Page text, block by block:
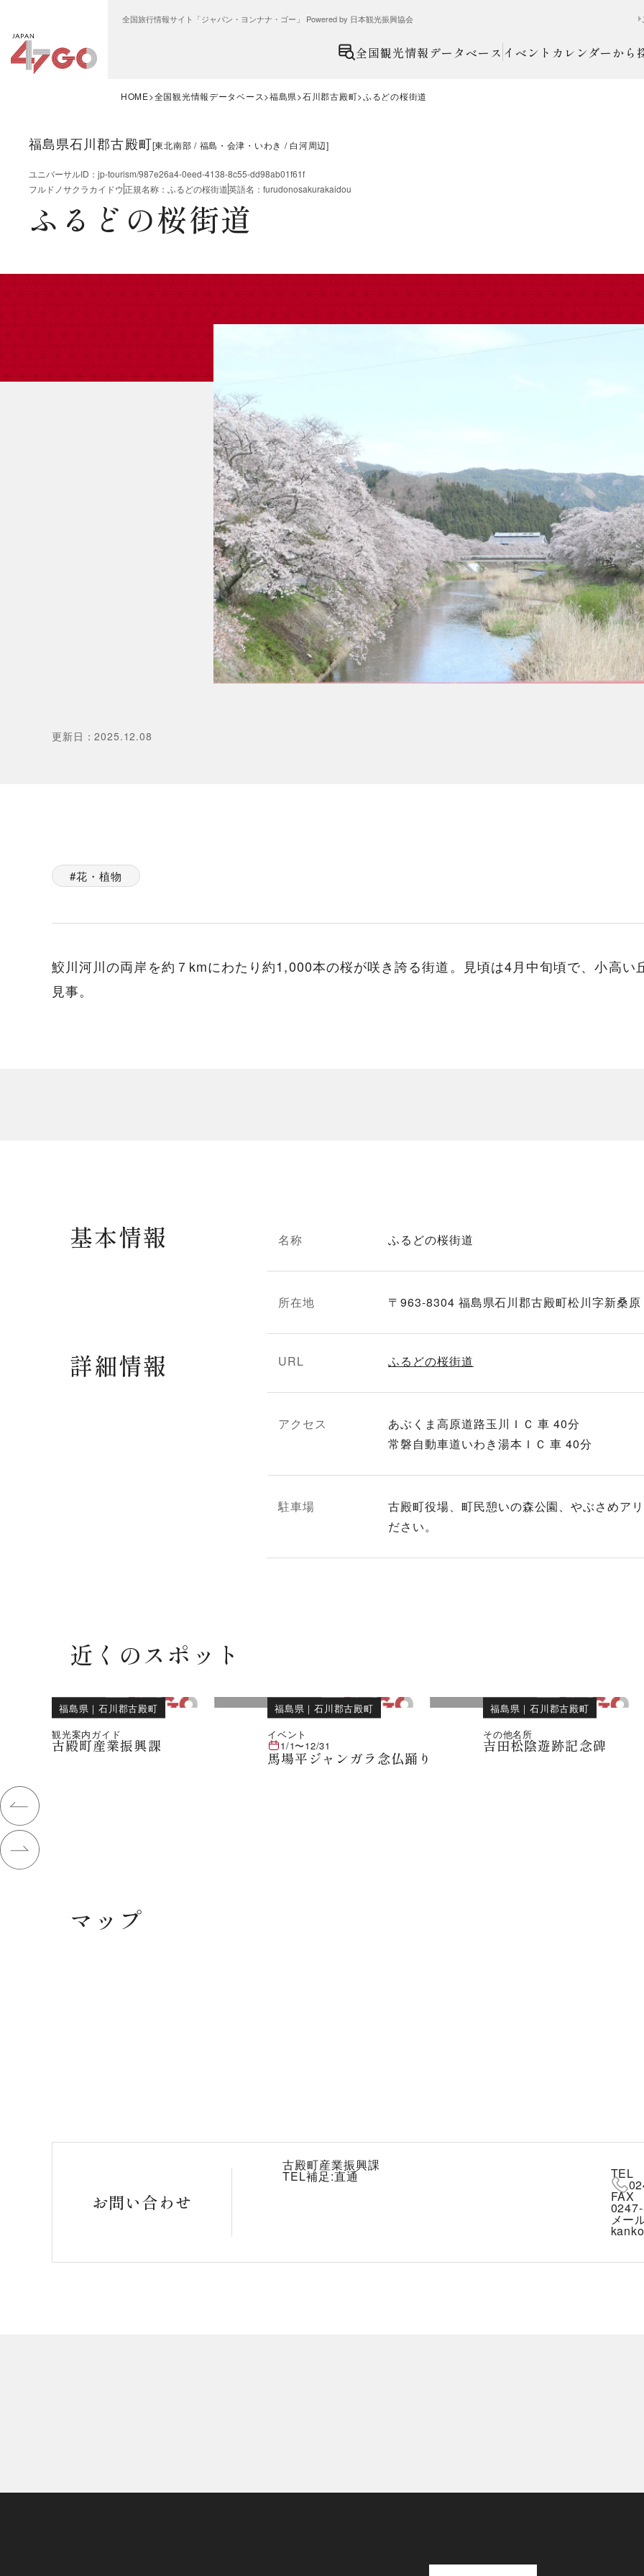
全国旅行情報サイト「ジャパン・ヨンナナ・ゴー」 Powered by 日本観光振興協会
全国観光情報データベース イベントカレンダーから
HOME 全国観光情報データベース 福島県 石川郡古殿町 ふるどの桜街道
福島県石川郡古殿町[東北南部 福島・会津・いわき 白河周辺]
ユニバーサルID ： jp-tourism/987e26a4-0eed-4138-8c55-dd98ab01f61f
フルドノサクラカイドウ正規名称 ： ふるどの桜街道英語名 ： furudonosakurakaidou
ふるどの桜街道
更新日 ：2025.12.08
花・植物
鮫川河川の両岸を約７kmにわたり約1,000本の桜が咲き誇る街道。見頃は4月中旬頃で、小高
見事。
基本情報 名称 ふるどの桜街道
所在地 〒963-8304 福島県石川郡古殿町松川字新桑原
詳細情報 URL ふるどの桜街道
アクセス
あぶくま高原道路玉川ＩＣ 車 40分
常磐自動車道いわき湯本ＩＣ 車 40分
駐車場
古殿町役場、町民憩いの森公園、やぶさめア
ださい。
近くのスポット
福島県 ｜石川郡古殿町
観光案内ガイド
古殿町産業振興課
福島県 ｜石川郡古殿町
イベント
1/1〜12/31
馬場平ジャンガラ念仏踊り
福島県 ｜石川郡古殿町
その他名所
吉田松陰遊跡記念碑
マップ
お問い合わせ
古殿町産業振興課
TEL補足:直通 TEL
FAX
メー